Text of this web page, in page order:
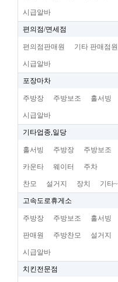
시급알바
편의점/면세점
편의점판매원 기타 판매점원
시급알바
포장마차
주방장 주방보조 홀서빙
시급알바
기타업종,일당
홀서빙 주방장 주방보조
카운타 웨이터 주차
찬모 설거지 장치 기타~
고속도로휴게소
주방장 주방보조 홀서빙
판매원 주방찬모 설거지
시급알바
치킨전문점